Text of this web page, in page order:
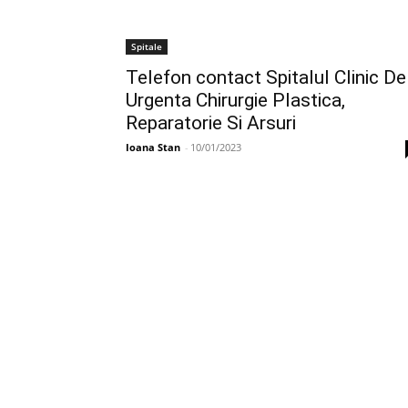
Spitale
Telefon contact Spitalul Clinic De
Urgenta Chirurgie Plastica,
Reparatorie Si Arsuri
Ioana Stan - 10/01/2023